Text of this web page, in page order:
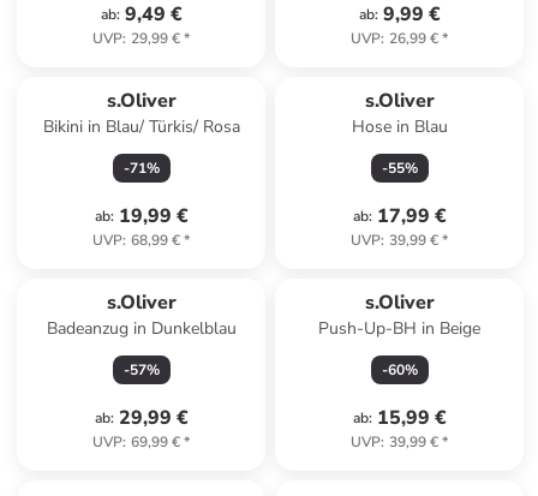
ab: 9,49 €
UVP: 29,99 €*
ab: 9,99 €
UVP: 26,99 €*
s.Oliver
Bikini in Blau/ Türkis/ Rosa
-71%
ab: 19,99 €
UVP: 68,99 €*
s.Oliver
Hose in Blau
-55%
ab: 17,99 €
UVP: 39,99 €*
s.Oliver
Badeanzug in Dunkelblau
-57%
ab: 29,99 €
UVP: 69,99 €*
s.Oliver
Push-Up-BH in Beige
-60%
ab: 15,99 €
UVP: 39,99 €*